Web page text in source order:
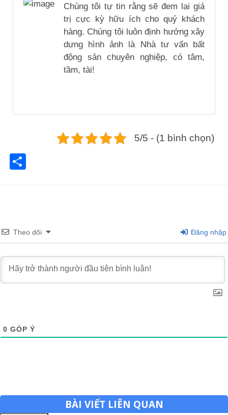
Chúng tôi tự tin rằng sẽ đem lại giá
trị cực kỳ hữu ích cho quý khách
hàng. Chúng tôi luôn định hướng xây
dựng hình ảnh là Nhà tư vấn bất
động sản chuyên nghiệp, có tâm,
tầm, tài!
5/5 - (1 bình chọn)
Theo dõi Đăng nhập
0 GÓP Ý
BÀI VIẾT LIÊN QUAN